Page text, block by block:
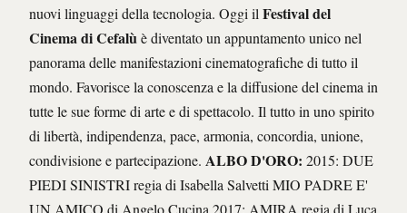
nuovi linguaggi della tecnologia. Oggi ilFestival del
Cinema di Cefalùè diventato un appuntamento unico nel
panorama delle manifestazioni cinematografiche di tutto il
mondo. Favorisce la conoscenza e la diffusione del cinema in
tutte le sue forme di arte e di spettacolo. Il tutto in uno spirito
di libertà, indipendenza, pace, armonia, concordia, unione,
condivisione e partecipazione. ALBO D'ORO: 2015: DUE
PIEDI SINISTRI regia di Isabella Salvetti MIO PADRE E'
UN AMICO di Angelo Cucina 2017: AMIRA regia di Luca